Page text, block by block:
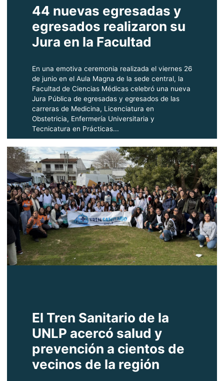
44 nuevas egresadas y
egresados realizaron su
Jura en la Facultad
En una emotiva ceremonia realizada el viernes 26
de junio en el Aula Magna de la sede central, la
Facultad de Ciencias Médicas celebró una nueva
Jura Pública de egresadas y egresados de las
carreras de Medicina, Licenciatura en
Obstetricia, Enfermería Universitaria y
Tecnicatura en Prácticas...
El Tren Sanitario de la
UNLP acercó salud y
prevención a cientos de
vecinos de la región